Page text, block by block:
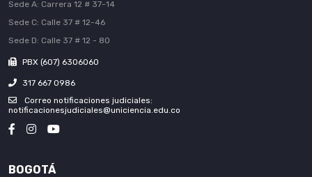
Sede A: Carrera 12 # 37-14
Sede C: Calle 37 # 12-46
Sede D: Calle 37 # 12 - 80
PBX (607) 6306060
317 667 0986
Correo notificaciones judiciales:
notificacionesjudiciales@uniciencia.edu.co
BOGOTÁ